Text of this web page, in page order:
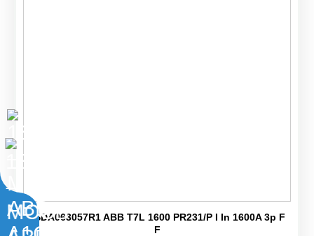
1SDA063057R1 ABB T7L 1600 PR231/P I In 1600A 3p F
F